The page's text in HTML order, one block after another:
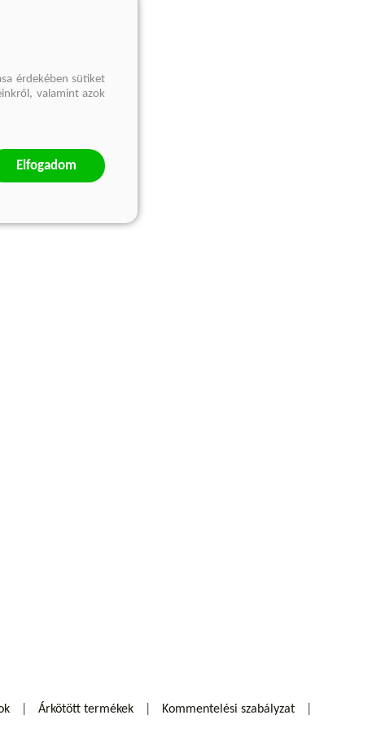
Árkötött termékek Kommentelési szabályzat
érdekében sütiket
valamint azok
Elfogadom